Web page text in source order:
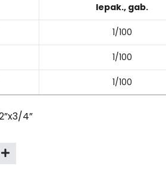
Iepak., gab.
1/100
1/100
1/100
4”